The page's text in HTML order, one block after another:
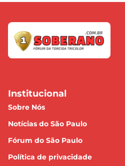
Institucional
Sobre Nós
Notícias do São Paulo
Fórum do São Paulo
Política de privacidade